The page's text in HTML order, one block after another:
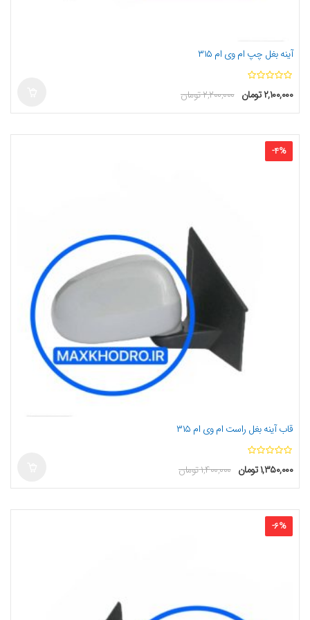
آینه بغل چپ ام وی ام ۳۱۵
۲,۲۰۰,۰۰۰تومان ۲,۱۰۰,۰۰۰تومان
-4%
قاب آینه بغل راست ام وی ام ۳۱۵
۱,۴۰۰,۰۰۰تومان ۱,۳۵۰,۰۰۰تومان
-6%